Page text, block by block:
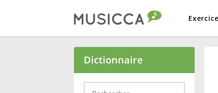
Български
Dictionnaire